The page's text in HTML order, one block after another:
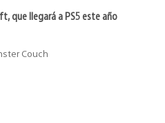
que llegará a PS5 este año
Couch